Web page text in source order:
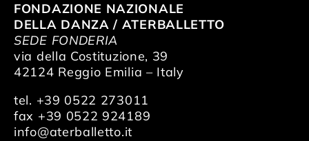
FONDAZIONE NAZIONALE
DELLA DANZA / ATERBALLETTO
SEDE FONDERIA
via della Costituzione, 39
42124 Reggio Emilia – Italy
tel. +39 0522 273011
fax +39 0522 924189
info@aterballetto.it